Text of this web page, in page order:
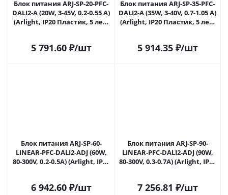
Блок питания ARJ-SP-20-PFC-
DALI2-A (20W, 3-45V, 0.2-0.55 A)
(Arlight, IP20 Пластик, 5 лет)
5 791.60₽/шт
Блок питания ARJ-SP-35-PFC-
DALI2-A (35W, 3-40V, 0.7-1.05 A)
(Arlight, IP20 Пластик, 5 лет)
5 914.35₽/шт
Блок питания ARJ-SP-60-
LINEAR-PFC-DALI2-ADJ (60W,
80-300V, 0.2-0.5A) (Arlight, IP20
6 942.60₽/шт
Блок питания ARJ-SP-90-
LINEAR-PFC-DALI2-ADJ (90W,
80-300V, 0.3-0.7A) (Arlight, IP20
7 256.81 ₽/шт